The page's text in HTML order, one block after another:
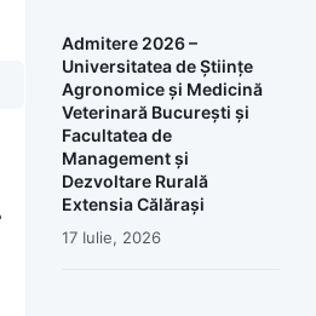
Admitere 2026 –
Universitatea de Științe
Agronomice și Medicină
Veterinară București și
Facultatea de
Management și
Dezvoltare Rurală
Extensia Călărași
17 Iulie, 2026